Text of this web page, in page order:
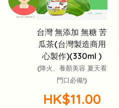
頭像生成器: 快樂家庭網上店
台灣 無添加 無糖 苦
瓜茶(台灣製造商用
心製作)(330ml )
(降火、養顏美容 夏天看
門口必備!)
HK$11.00